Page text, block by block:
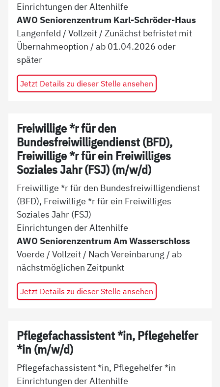
Einrichtungen der Altenhilfe
AWO Seniorenzentrum Karl-Schröder-Haus
Langenfeld /Vollzeit /Zunächst befristet mit
Übernahmeoption / ab 01.04.2026 oder
später
Jetzt Details zu dieser Stelle ansehen
Freiwillige *r für den
Bundesfreiwilligendienst (BFD),
Freiwillige *r für ein Freiwilliges
Soziales Jahr (FSJ) (m/w/d)
Freiwillige *r für den Bundesfreiwilligendienst
(BFD), Freiwillige *r für ein Freiwilliges
Soziales Jahr (FSJ)
Einrichtungen der Altenhilfe
AWO Seniorenzentrum Am Wasserschloss
Voerde /Vollzeit / Nach Vereinbarung / ab
nächstmöglichen Zeitpunkt
Jetzt Details zu dieser Stelle ansehen
Pflegefachassistent *in, Pflegehelfer
*in (m/w/d)
Pflegefachassistent *in, Pflegehelfer *in
Einrichtungen der Altenhilfe